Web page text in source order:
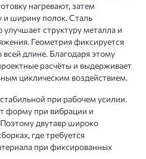
нагревают, затем
ширину полок. Сталь
структуру металла и
Геометрия фиксируется
длине. Благодаря этому
расчёты и выдерживает
циклическим воздействием.
при рабочем усилии.
форму при вибрации и
двутавр широко
где требуется
при фиксированных